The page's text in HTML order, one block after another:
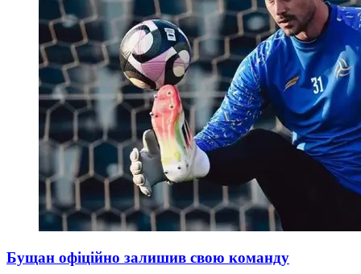
Бущан офіційно залишив свою команду